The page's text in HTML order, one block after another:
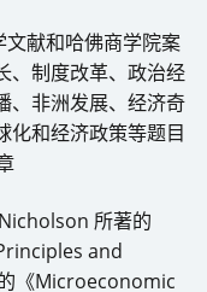
文献和哈佛商学院案
、制度改革、政治经
、非洲发展、经济奇
化和经济政策等题目
所著的
and
《Microeconomic